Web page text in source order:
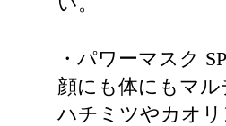
・パワーマスク SP
顔にも体にもマ
ハチミツやカオ